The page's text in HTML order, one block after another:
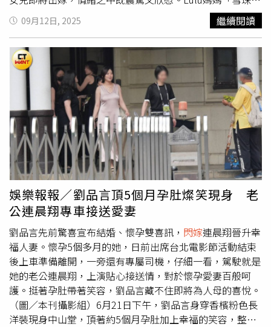
姐」接受媒體訪問時臉上難掩笑意，坦言除夕夜錄完節目
後，陳漢典曾到家中拜訪，對長輩態度十分親切有禮，還會
主動拿食物給Lulu吃，讓她留下好印象。她直言：「雖然他
講話頇顢（台語），但人很老實，是個很真的孩子。」對於
是否期待女兒婚後有新生命加入，Lulu媽媽則表示尊重女兒
與漢典的決定，但也語重心長提醒準女婿：「先有好丈夫，
才有好妻子。」Lulu與陳漢典（左）閃婚。（圖／報系資料
照）Lulu爸爸則透過媒體向陳漢典多次喊話：「一定要好好
照顧我女兒，一生一世，我們做父母的才不會煩惱。」他強
調，「我女兒就交託給你了！希望你們幸福美滿、白頭偕
老，永永遠遠都要愛著我女兒Lulu。」短短數句中，連續兩
度重複「好好照顧我女兒」，顯見對女兒即將出嫁的不捨與
深情祝福。此外，有網友也翻出4年前Lulu爸媽上《綜藝大
熱門》的節目畫面，當時兩位長輩在節目中見證陳漢典與
Lulu合唱〈讓我們在一起吧〉，露出滿臉笑容，甚至在橋段
中促成兩人進行「安全之吻」，互動自然甜蜜，早已埋下緣
分伏筆。據了解，Lulu與陳漢典交往約一年，婚禮預計將於
明年一月在台北舉行，Lulu媽媽表示「辦一次就好」，盼女
兒婚禮過程不要太過勞累。
09月12日, 2025 繼續閱讀
娛樂報報／劉品言頂5個月孕肚燦笑現身 老
公連晨翔專車接送愛妻
劉品言先前驚喜宣布結婚、懷孕雙喜訊， 閃嫁連晨翔晉升幸
福人妻。懷孕5個多月的她，日前出席台北電影節活動結束
後上車準備離開，一旁還有專屬司機，仔細一看，駕駛就是
她的老公連晨翔，上演貼心接送情，對於懷孕愛妻百般呵
護。挺著孕肚帶著笑容，劉品言藏不住即將為人母的喜悅。
（圖／本刊攝影組）6月21日下午，劉品言身穿香檳粉色長
洋裝現身中山堂，頂著約5個月孕肚加上幸福的笑容，整個